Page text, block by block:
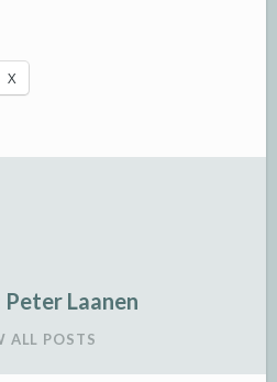
X
Peter Laanen
ALL POSTS